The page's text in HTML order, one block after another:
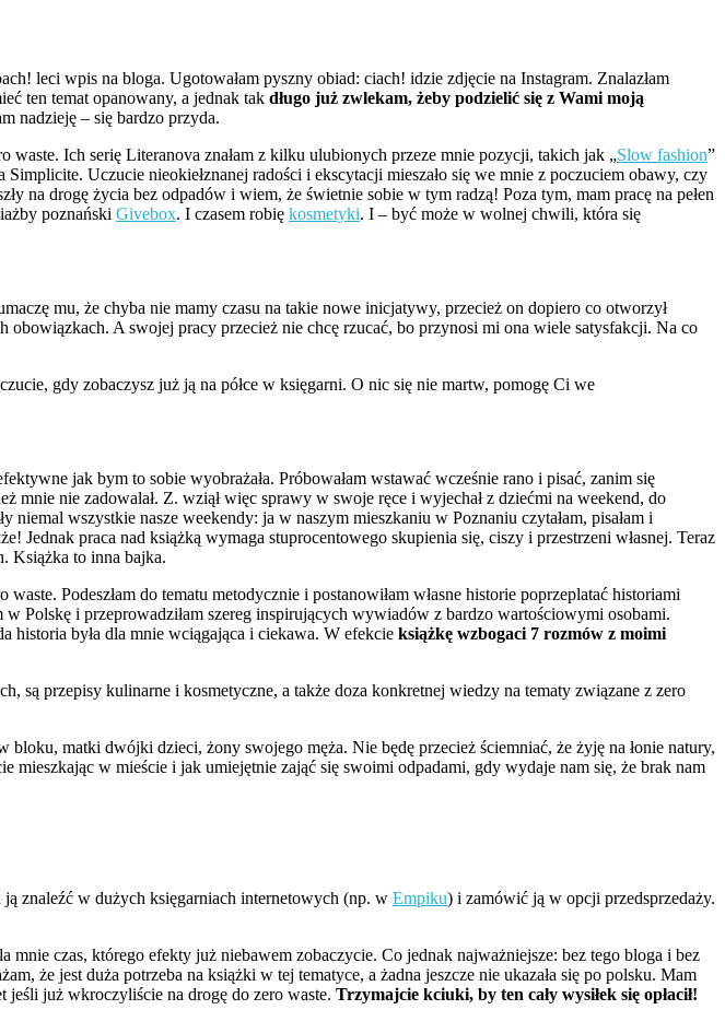
leci wpis na bloga. Ugotowałam pyszny obiad: ciach! idzie zdjęcie na Instagram. Znalazłam
ten temat opanowany, a jednak tak długo już zwlekam, żeby podzielić się z Wami moją
nadzieję – się bardzo przyda.
Ich serię Literanova znałam z kilku ulubionych przeze mnie pozycji, takich jak „Slow fashion”
Uczucie nieokiełznanej radości i ekscytacji mieszało się we mnie z poczuciem obawy, czy
na drogę życia bez odpadów i wiem, że świetnie sobie w tym radzą! Poza tym, mam pracę na pełen
poznański Givebox. I czasem robię kosmetyki. I – być może w wolnej chwili, która się
mu, że chyba nie mamy czasu na takie nowe inicjatywy, przecież on dopiero co otworzył
A swojej pracy przecież nie chcę rzucać, bo przynosi mi ona wiele satysfakcji. Na co
gdy zobaczysz już ją na półce w księgarni. O nic się nie martw, pomogę Ci we
jak bym to sobie wyobrażała. Próbowałam wstawać wcześnie rano i pisać, zanim się
nie zadowalał. Z. wziął więc sprawy w swoje ręce i wyjechał z dziećmi na weekend, do
wszystkie nasze weekendy: ja w naszym mieszkaniu w Poznaniu czytałam, pisałam i
Jednak praca nad książką wymaga stuprocentowego skupienia się, ciszy i przestrzeni własnej. Teraz
Książka to inna bajka.
Podeszłam do tematu metodycznie i postanowiłam własne historie poprzeplatać historiami
Polskę i przeprowadziłam szereg inspirujących wywiadów z bardzo wartościowymi osobami.
historia była dla mnie wciągająca i ciekawa. W efekcie książkę wzbogaci 7 rozmów z moimi
są przepisy kulinarne i kosmetyczne, a także doza konkretnej wiedzy na tematy związane z zero
matki dwójki dzieci, żony swojego męża. Nie będę przecież ściemniać, że żyję na łonie natury,
w mieście i jak umiejętnie zająć się swoimi odpadami, gdy wydaje nam się, że brak nam
ją znaleźć w dużych księgarniach internetowych (np. w Empiku) i zamówić ją w opcji przedsprzedaży.
czas, którego efekty już niebawem zobaczycie. Co jednak najważniejsze: bez tego bloga i bez
że jest duża potrzeba na książki w tej tematyce, a żadna jeszcze nie ukazała się po polsku. Mam
jeśli już wkroczyliście na drogę do zero waste. Trzymajcie kciuki, by ten cały wysiłek się opłacił!